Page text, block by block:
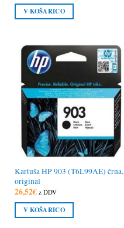
V KOŠARICO
Kartuša HP 903 (T6L99AE) črna,
original
26,52€ z DDV
V KOŠARICO